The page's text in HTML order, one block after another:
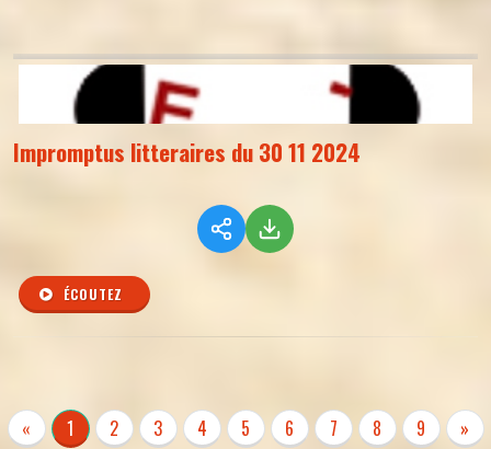
Impromptus litteraires du 30 11 2024
ÉCOUTEZ
« 1 2 3 4 5 6 7 8 9 »